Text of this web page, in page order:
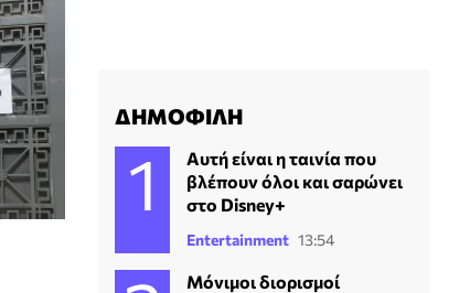
ΔΗΜΟΦΙΛΗ
Αυτή είναι η ταινία που
βλέπουν όλοι και σαρώνει
στο Disney+
Entertainment 13:54
Μόνιμοι διορισμοί